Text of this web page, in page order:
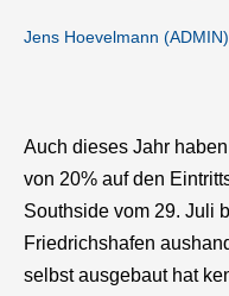
Jens Hoevelmann (ADMIN)
wieder
mit
20
%
Rabatt
Auch dieses Jahr
von 20% auf den
Southside vom 29. Juli
Friedrichshafen
selbst ausgebaut hat